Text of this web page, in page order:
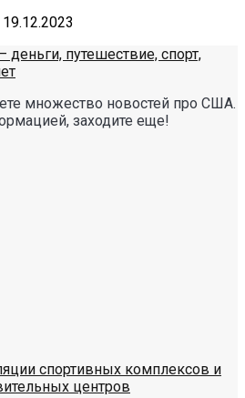
19.12.2023
множество новостей про США.
заходите еще!